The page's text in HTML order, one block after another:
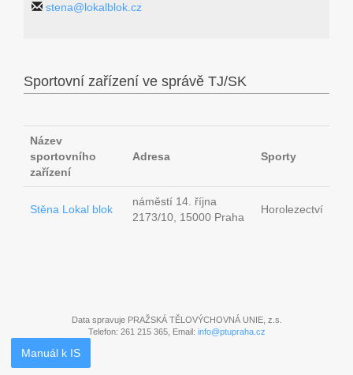
stena@lokalblok.cz
Sportovní zařízení ve správě TJ/SK
Název
sportovního
zařízení
Adresa Sporty
Stěna Lokal blok
náměstí 14. října
2173/10, 15000 Praha
Horolezectví
Data spravuje PRAŽSKÁ TĚLOVÝCHOVNÁ UNIE, z.s.
Telefon: 261 215 365, Email: info@ptupraha.cz
Manuál k IS